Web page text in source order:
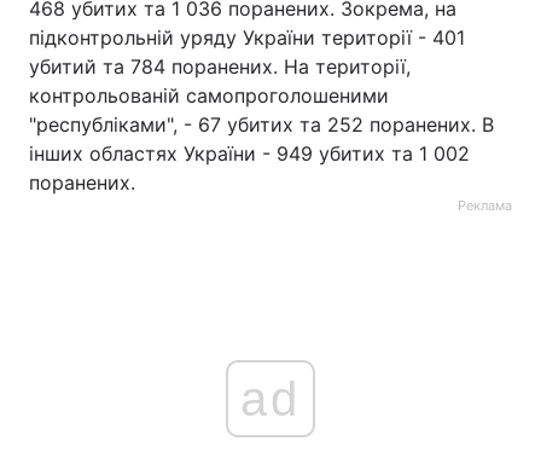
468 убитих та 1 036 поранених. Зокрема, на
підконтрольній уряду України території - 401
убитий та 784 поранених. На території,
контрольованій самопроголошеними
"республіками", - 67 убитих та 252 поранених. В
інших областях України - 949 убитих та 1 002
поранених.
Реклама
ad